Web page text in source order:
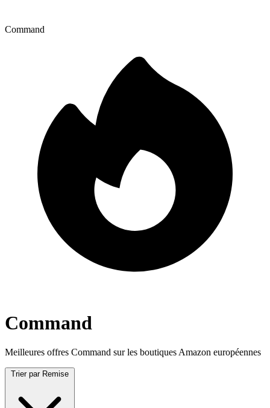
Command
Command
Meilleures offres Command sur les boutiques Amazon européennes
Trier par Remise